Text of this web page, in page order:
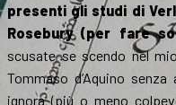
presenti gli studi di
Rosebury (per fare
scusate se scendo nel
Tommaso d’Aquino
ignora (più o meno